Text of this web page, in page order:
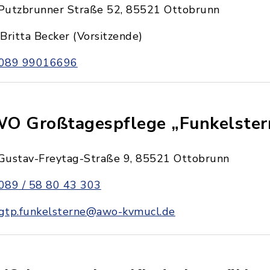
Straße 52, 85521 Ottobrunn
Becker (Vorsitzende)
99016696
Großtagespflege
Freytag-Straße 9, 85521 Ottobrunn
/ 58 80 43 303
kvmucl.de